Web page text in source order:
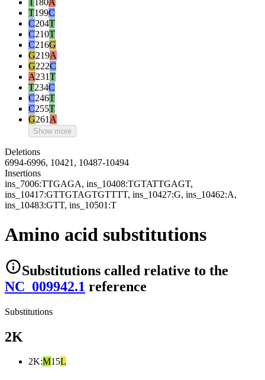
T180A
T199C
C204T
C210T
C216G
G219A
G222C
A231T
T234C
C246T
C255T
G261 A
Show more
Deletions
6994-6996, 10421, 10487-10494
Insertions
ins_7006:TTGAGA, ins_10408:TGTATTGAGT,
ins_10417:GTTGTAGTGTTTT, ins_10427:G, ins_10462:A,
ins_10483:GTT, ins_10501:T
Amino acid substitutions
Substitutions called relative to the
NC_009942.1 reference
Substitutions
2K
2K:M15L